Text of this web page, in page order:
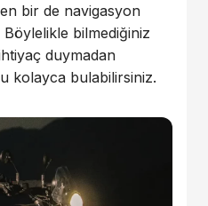
bir de navigasyon
bilmediğiniz
duymadan
kolayca bulabilirsiniz.